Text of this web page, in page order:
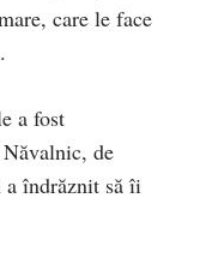
care le face
a fost
de
a îndrăznit să îi